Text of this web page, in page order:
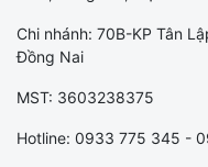
Chi nhánh: 70B-KP Tân
Đồng Nai
MST: 3603238375
Hotline: 0933 775 345 -